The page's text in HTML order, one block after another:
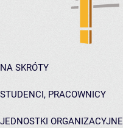
NA SKRÓTY
STUDENCI, PRACOWNICY
JEDNOSTKI ORGANIZACYJNE